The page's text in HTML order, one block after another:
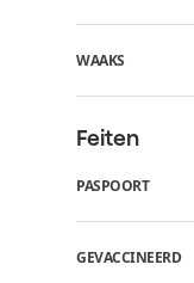
WAAKS
Feiten
PASPOORT
GEVACCINEERD